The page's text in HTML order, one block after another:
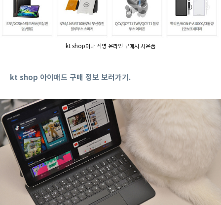
kt shop이나 직영 온라인 구매시 사은품
kt shop 아이패드 구매 정보 보러가기.